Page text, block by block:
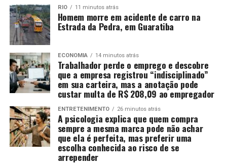
RIO 11 minutos atrás
Homem morre em acidente de carro na
Estrada da Pedra, em Guaratiba
ECONOMIA 14 minutos atrás
Trabalhador perde o emprego e descobre
que a empresa registrou “indisciplinado”
em sua carteira, mas a anotação pode
custar multa de R$ 208,09 ao empregador
ENTRETENIMENTO 26 minutos atrás
A psicologia explica que quem compra
sempre a mesma marca pode não achar
que ela é perfeita, mas preferir uma
escolha conhecida ao risco de se
arrepender